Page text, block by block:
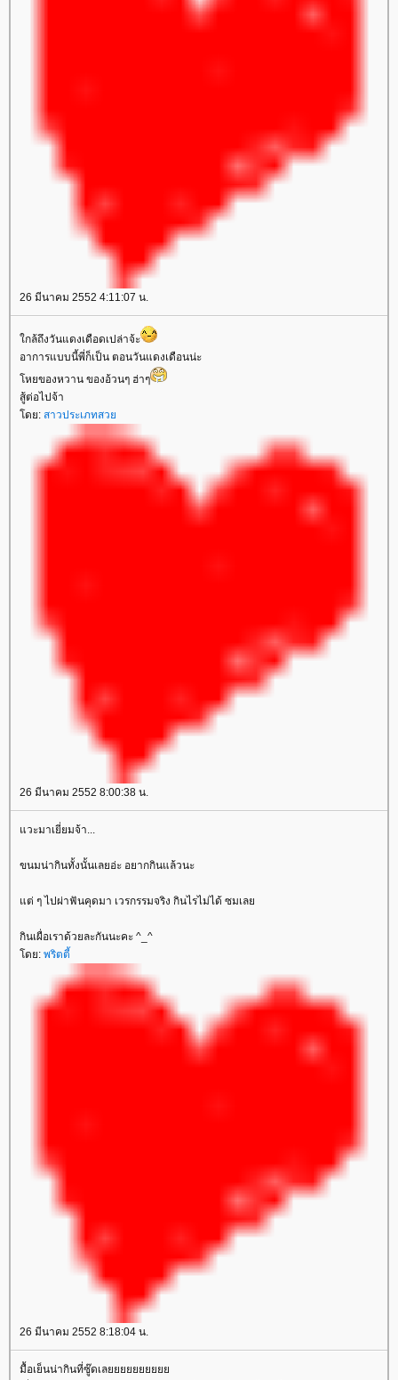
26 มีนาคม 2552 4:11:07 น.
กล้ถึงวันแดงเดือดเปล่าจ้ะ
อาการแบบนี้พี่ก็เป็น ตอนวันแดงเดือนน่ะ
หยของหวาน ของอ้วนๆ ฮ่าๆ
สู้ต่อไปจ้า
ดย: สาวประเภทสว
26 มีนาคม 2552 8:00:38 น.
วะมาเยี่ยมจ้า...
ขนมน่ากินทั้งนั้นเลยอ่ะ อยากกินแล้วนะ
ต่ ๆ ไปผ่าฟันคุดมา เวรกรรมจริง กินไรไม่ได้ ซมเล
กินเผื่อเราด้วยละกันนะคะ ^_^
ดย: พริตตี้
26 มีนาคม 2552 8:18:04 น.
มื้อเย็นน่ากินที่ซู๊ดเล